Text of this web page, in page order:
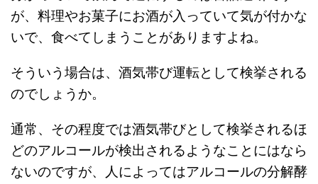
が、料理やお菓子にお酒が入っていて気が付かな
いで、食べてしまうことがありますよね。
そういう場合は、酒気帯び運転として検挙される
のでしょうか。
通常、その程度では酒気帯びとして検挙されるほ
どのアルコールが検出されるようなことにはなら
ないのですが、人によってはアルコールの分解酵